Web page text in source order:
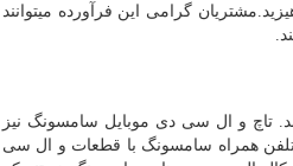
گرامی این فرآورده میتوانند
تاچ و ال سی دی موبایل سامسونگ نیز
همراه سامسونگ با قطعات و ال سی